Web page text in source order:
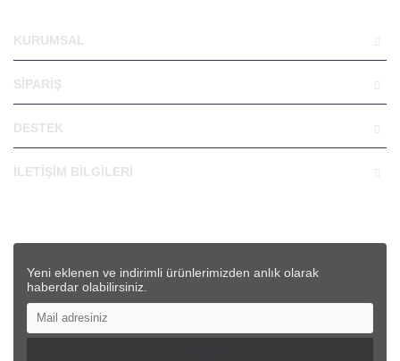
KURUMSAL
SİPARİŞ
DESTEK
İLETİŞİM BİLGİLERİ
Yeni eklenen ve indirimli ürünlerimizden anlık olarak
haberdar olabilirsiniz.